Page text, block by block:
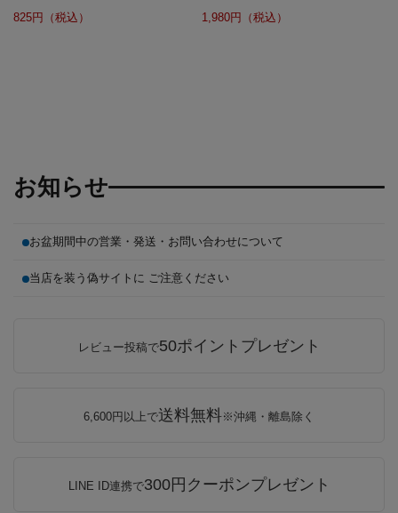
825円（税込）
1,980円（税込）
お知らせ
お盆期間中の営業・発送・お問い合わせについて
当店を装う偽サイトに ご注意ください
レビュー投稿で50ポイントプレゼント
6,600円以上で送料無料※沖縄・離島除く
LINE ID連携で300円クーポンプレゼント